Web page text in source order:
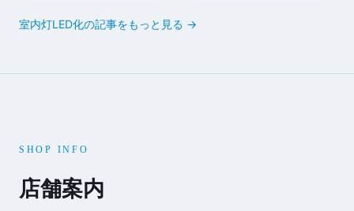
室内灯LED化の記事をもっと見る →
SHOP INFO
店舗案内